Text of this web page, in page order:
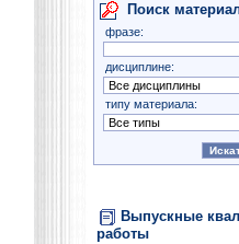
Поиск
фразе:
дисциплине:
типу материала:
Выпускные
работы